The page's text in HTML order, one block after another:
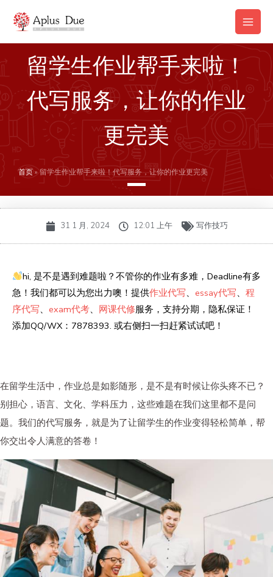
内
Main
留学生作业帮手来啦！
代写服务，让你的作业
更完美
首页» 留学生作业帮手来啦！代写服务，让你的作业更完美
31 1 月, 2024 12:01 上午 写作技巧
hi, 是不是遇到难题啦？不管你的作业有多难，Deadline有多
急！我们都可以为您出力噢！提供作业代写、 essay代写、 程
序代写、 exam代考、 网课代修服务，支持分期，隐私保证！
添加QQ/WX：7878393. 或右侧扫一扫赶紧试试吧！
在留学生活中，作业总是如影随形，是不是有时候让你头疼不已？
别担心，语言、文化、学科压力，这些难题在我们这里都不是问
题。我们的代写服务，就是为了让留学生的作业变得轻松简单，帮
你交出令人满意的答卷！